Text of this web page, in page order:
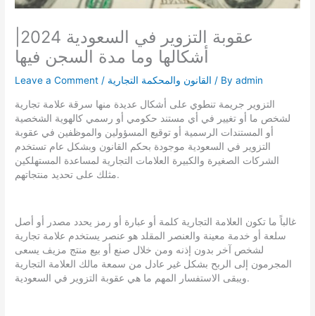
أشكالها وما مدة السجن فيها
Leave a Comment / القانون والمحكمة التجارية / Byadmin
التزوير جريمة تنطوي على أشكال عديدة منها سرقة علامة تجارية
لشخص ما أو تغيير في أي مستند حكومي أو رسمي كالهوية الشخصية
أو المستندات الرسمية أو توقيع المسؤولين والموظفين في عقوبة
التزوير في السعودية موجودة بحكم القانون وبشكل عام تستخدم
الشركات الصغيرة والكبيرة العلامات التجارية لمساعدة المستهلكين
مثلك على تحديد منتجاتهم.
غالباً ما تكون العلامة التجارية كلمة أو عبارة أو رمز يحدد مصدر أو أصل
سلعة أو خدمة معينة والعنصر المقلد هو عنصر يستخدم علامة تجارية
لشخص آخر بدون إذنه ومن خلال صنع أو بيع منتج مزيف يسعى
المجرمون إلى الربح بشكل غير عادل من سمعة مالك العلامة التجارية
ويبقى الاستفسار المهم ما هي عقوبة التزوير في السعودية.